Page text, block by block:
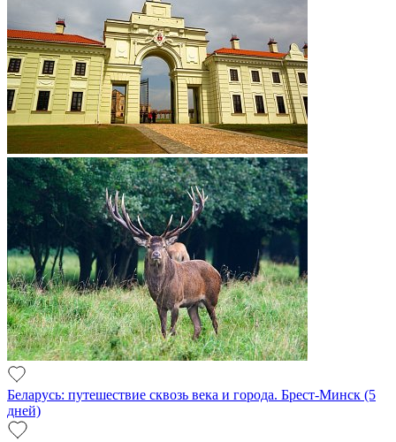
Беларусь: путешествие сквозь века и города. Брест-Минск (5
дней)